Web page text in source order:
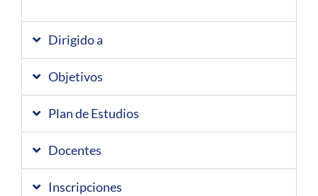
Dirigido a
Objetivos
Plan de Estudios
Docentes
Inscripciones